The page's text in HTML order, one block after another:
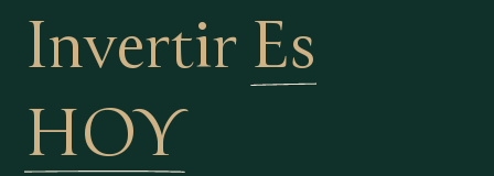
Invertir Es
HOY